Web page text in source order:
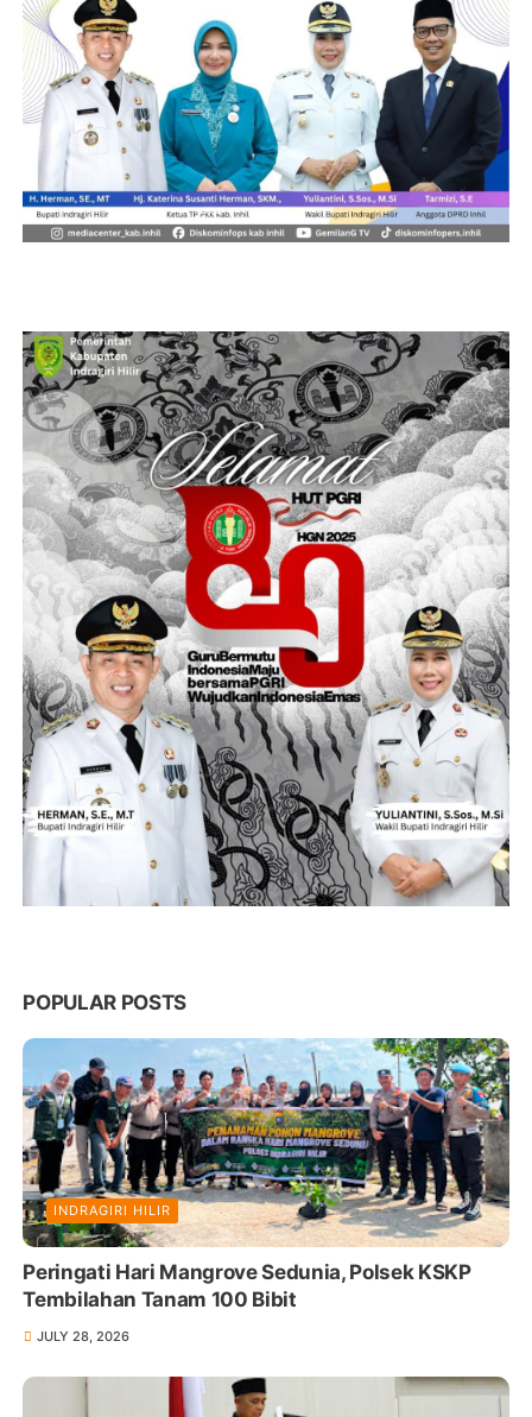
POPULAR POSTS
INDRAGIRI HILIR
Peringati Hari Mangrove Sedunia, Polsek KSKP
Tembilahan Tanam 100 Bibit
JULY 28, 2026